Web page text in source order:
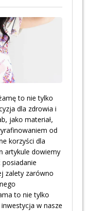
to nie tylko
dla zdrowia i
jako materiał,
od
korzyści dla
artykule dowiemy
zalety zarówno
to nie tylko
w nasze